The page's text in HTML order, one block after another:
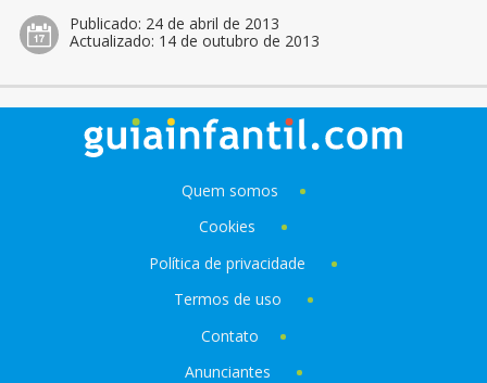
Publicado: 24 de abril de 2013
Actualizado: 14 de outubro de 2013
Quem somos
Cookies
Política de privacidade
Termos de uso
Contato
Anunciantes